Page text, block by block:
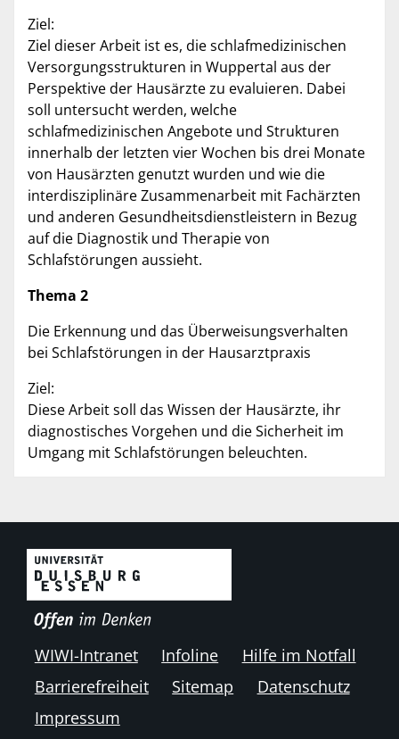
Ziel:
Ziel dieser Arbeit ist es, die schlafmedizinischen
Versorgungsstrukturen in Wuppertal aus der
Perspektive der Hausärzte zu evaluieren. Dabei
soll untersucht werden, welche
schlafmedizinischen Angebote und Strukturen
innerhalb der letzten vier Wochen bis drei Monate
von Hausärzten genutzt wurden und wie die
interdisziplinäre Zusammenarbeit mit Fachärzten
und anderen Gesundheitsdienstleistern in Bezug
auf die Diagnostik und Therapie von
Schlafstörungen aussieht.
Thema 2
Die Erkennung und das Überweisungsverhalten
bei Schlafstörungen in der Hausarztpraxis
Ziel:
Diese Arbeit soll das Wissen der Hausärzte, ihr
diagnostisches Vorgehen und die Sicherheit im
Umgang mit Schlafstörungen beleuchten.
WIWI-Intranet Infoline
Hilfe im Notfall
Barrierefreiheit
Sitemap
Datenschutz
Impressum